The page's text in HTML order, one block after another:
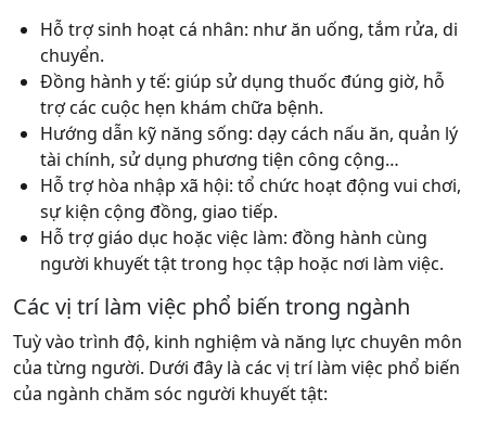
Hỗ trợ sinh hoạt cá nhân: như ăn uống, tắm rửa, di
chuyển.
Đồng hành y tế: giúp sử dụng thuốc đúng giờ, hỗ
trợ các cuộc hẹn khám chữa bệnh.
Hướng dẫn kỹ năng sống: dạy cách nấu ăn, quản lý
tài chính, sử dụng phương tiện công cộng…
Hỗ trợ hòa nhập xã hội: tổ chức hoạt động vui chơi,
sự kiện cộng đồng, giao tiếp.
Hỗ trợ giáo dục hoặc việc làm: đồng hành cùng
người khuyết tật trong học tập hoặc nơi làm việc.
Các vị trí làm việc phổ biến trong ngành
Tuỳ vào trình độ, kinh nghiệm và năng lực chuyên môn
của từng người. Dưới đây là các vị trí làm việc phổ biến
của ngành chăm sóc người khuyết tật: